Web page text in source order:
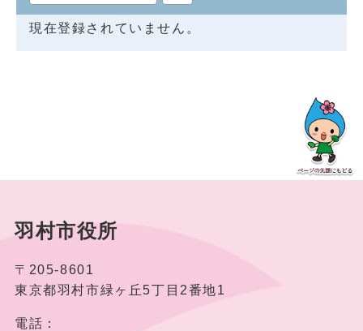
現在登録されていません。
羽村市役所
〒205-8601
東京都羽村市緑ヶ丘5丁目2番地1
電話：